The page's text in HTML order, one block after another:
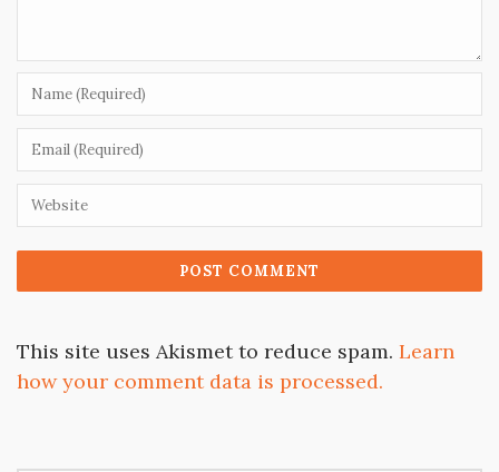
This site uses Akismet to reduce spam. Learn
how your comment data is processed.